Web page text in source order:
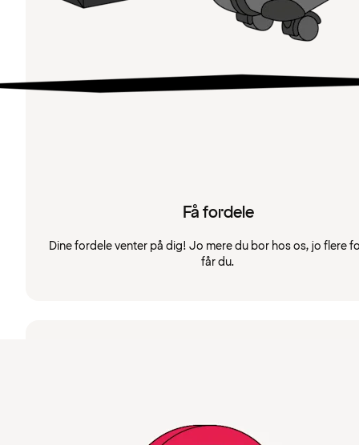
Få fordele
Dine fordele venter på dig! Jo mere du bor hos os, jo flere
får du.